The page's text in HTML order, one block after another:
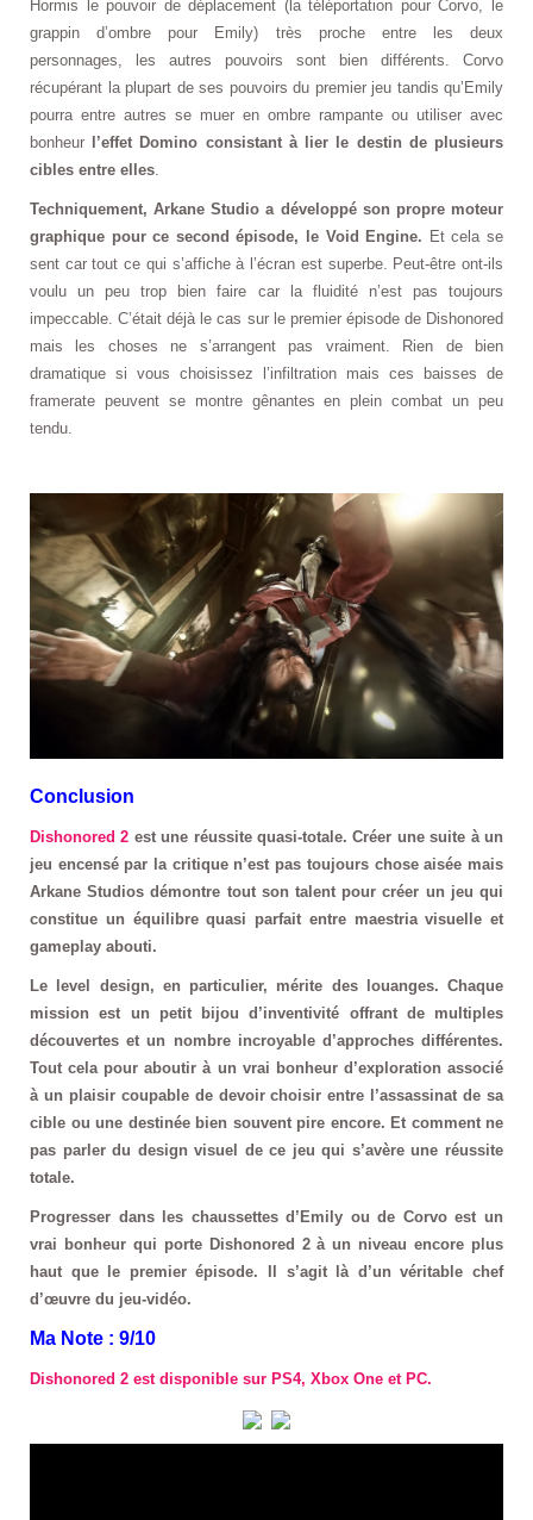
Hormis le pouvoir de déplacement (la téléportation pour Corvo, le
grappin d’ombre pour Emily) très proche entre les deux
personnages, les autres pouvoirs sont bien différents. Corvo
récupérant la plupart de ses pouvoirs du premier jeu tandis qu’Emily
pourra entre autres se muer en ombre rampante ou utiliser avec
bonheur
l’effet Domino consistant à lier le destin de plusieurs
cibles entre elles
Techniquement, Arkane Studio a développé son propre moteur
graphique pour ce second épisode, le Void Engine. Et cela se
sent car tout ce qui s’affiche à l’écran est superbe. Peut-être ont-ils
voulu un peu trop bien faire car la fluidité n’est pas toujours
impeccable. C’était déjà le cas sur le premier épisode de Dishonored
mais les choses ne s’arrangent pas vraiment. Rien de bien
dramatique si vous choisissez l’infiltration mais ces baisses de
framerate peuvent se montre gênantes en plein combat un peu
tendu.
Conclusion
Dishonored 2 est une réussite quasi-totale. Créer une suite à un
jeu encensé par la critique n’est pas toujours chose aisée mais
Arkane Studios démontre tout son talent pour créer un jeu qui
constitue un équilibre quasi parfait entre maestria visuelle et
gameplay abouti.
Le level design, en particulier, mérite des louanges. Chaque
mission est un petit bijou d’inventivité offrant de multiples
découvertes et un nombre incroyable d’approches différentes.
Tout cela pour aboutir à un vrai bonheur d’exploration associé
à un plaisir coupable de devoir choisir entre l’assassinat de sa
cible ou une destinée bien souvent pire encore. Et comment ne
pas parler du design visuel de ce jeu qui s’avère une réussite
totale.
Progresser dans les chaussettes d’Emily ou de Corvo est un
vrai bonheur qui porte Dishonored 2 à un niveau encore plus
haut que le premier épisode. Il s’agit là d’un véritable chef
d’œuvre du jeu-vidéo.
Ma Note : 9/10
Dishonored 2 est disponible sur PS4, Xbox One et PC.